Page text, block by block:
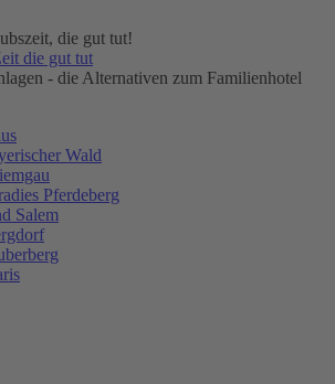
die gut tut!
Wald
Pferdeberg
Salem